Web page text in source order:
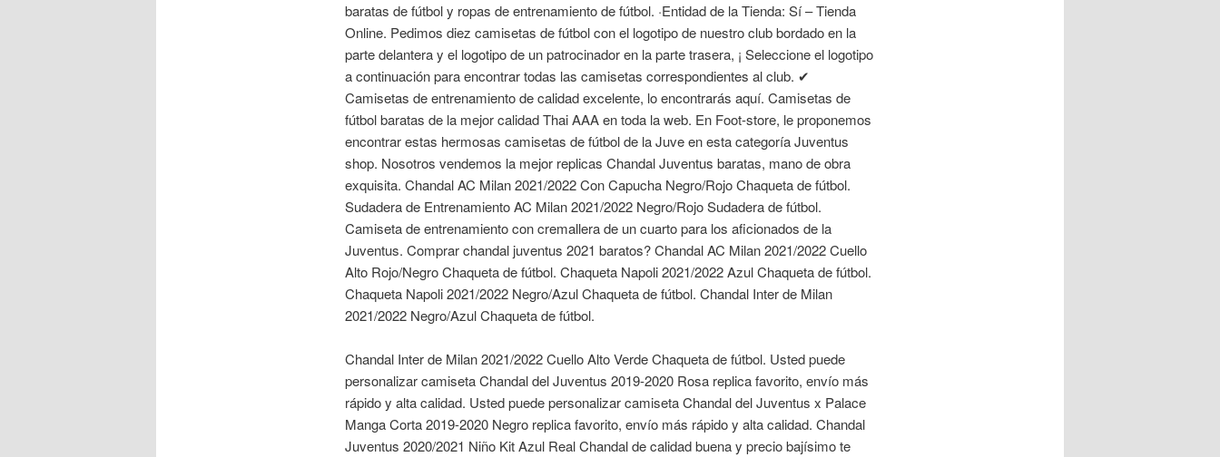
baratas de fútbol y ropas de entrenamiento de fútbol. ·Entidad de la Tienda: Sí – Tienda
Online. Pedimos diez camisetas de fútbol con el logotipo de nuestro club bordado en la
parte delantera y el logotipo de un patrocinador en la parte trasera, ¡ Seleccione el logotipo
a continuación para encontrar todas las camisetas correspondientes al club. ✔
Camisetas de entrenamiento de calidad excelente, lo encontrarás aquí. Camisetas de
fútbol baratas de la mejor calidad Thai AAA en toda la web. En Foot-store, le proponemos
encontrar estas hermosas camisetas de fútbol de la Juve en esta categoría Juventus
shop. Nosotros vendemos la mejor replicas Chandal Juventus baratas, mano de obra
exquisita. Chandal AC Milan 2021/2022 Con Capucha Negro/Rojo Chaqueta de fútbol.
Sudadera de Entrenamiento AC Milan 2021/2022 Negro/Rojo Sudadera de fútbol.
Camiseta de entrenamiento con cremallera de un cuarto para los aficionados de la
Juventus. Comprar chandal juventus 2021 baratos? Chandal AC Milan 2021/2022 Cuello
Alto Rojo/Negro Chaqueta de fútbol. Chaqueta Napoli 2021/2022 Azul Chaqueta de fútbol.
Chaqueta Napoli 2021/2022 Negro/Azul Chaqueta de fútbol. Chandal Inter de Milan
2021/2022 Negro/Azul Chaqueta de fútbol.
Chandal Inter de Milan 2021/2022 Cuello Alto Verde Chaqueta de fútbol. Usted puede
personalizar camiseta Chandal del Juventus 2019-2020 Rosa replica favorito, envío más
rápido y alta calidad. Usted puede personalizar camiseta Chandal del Juventus x Palace
Manga Corta 2019-2020 Negro replica favorito, envío más rápido y alta calidad. Chandal
Juventus 2020/2021 Niño Kit Azul Real Chandal de calidad buena y precio bajísimo te